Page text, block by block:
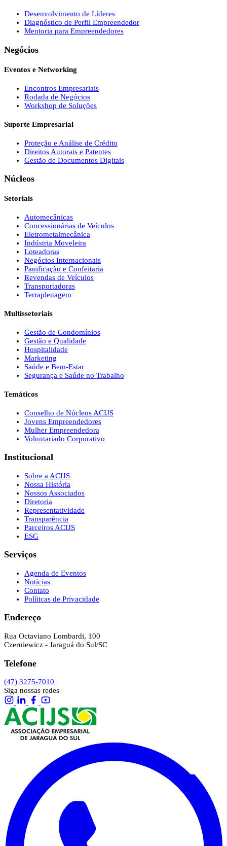
Desenvolvimento de Líderes
Diagnóstico de Perfil Empreendedor
Mentoria para Empreendedores
Negócios
Eventos e Networking
Encontros Empresariais
Rodada de Negócios
Workshop de Soluções
Suporte Empresarial
Proteção e Análise de Crédito
Direitos Autorais e Patentes
Gestão de Documentos Digitais
Núcleos
Setoriais
Automecânicas
Concessionárias de Veículos
Eletrometalmecânica
Indústria Moveleira
Loteadoras
Negócios Internacionais
Panificação e Confeitaria
Revendas de Veículos
Transportadoras
Terraplenagem
Multissetoriais
Gestão de Condomínios
Gestão e Qualidade
Hospitalidade
Marketing
Saúde e Bem-Estar
Segurança e Saúde no Trabalho
Temáticos
Conselho de Núcleos ACIJS
Jovens Empreendedores
Mulher Empreendedora
Voluntariado Corporativo
Institucional
Sobre a ACIJS
Nossa História
Nossos Associados
Diretoria
Representatividade
Transparência
Parceiros ACIJS
ESG
Serviços
Agenda de Eventos
Notícias
Contato
Políticas de Privacidade
Endereço
Rua Octaviano Lombardi, 100
Czerniewicz - Jaraguá do Sul/SC
Telefone
(47) 3275-7010
Siga nossas redes